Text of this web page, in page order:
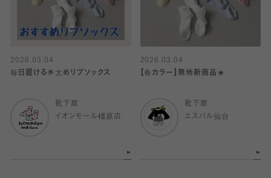
2026.03.04
毎日履ける🌟太めリブソックス
靴下屋
イオンモール橿原店
2026.03.04
【春カラー】無地新商品★
靴下屋
エスパル仙台